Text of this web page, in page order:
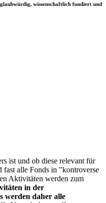
wissenschaftlich fundiert und
ist und ob diese relevant für
fast alle Fonds in "kontroverse
Aktivitäten werden zum
in der
werden daher alle